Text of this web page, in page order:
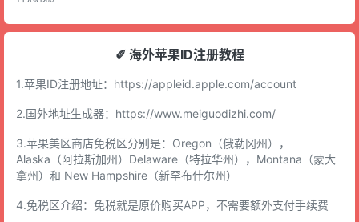
✐ 海外苹果ID注册教程
1.苹果ID注册地址： https://appleid.apple.com/account
2.国外地址生成器： https://www.meiguodizhi.com/
3.苹果美区商店免税区分别是：Oregon（俄勒冈州），
Alaska（阿拉斯加州）Delaware（特拉华州），Montana（蒙大
拿州）和 New Hampshire（新罕布什尔州）
4.免税区介绍：免税就是原价购买APP，不需要额外支付手续费